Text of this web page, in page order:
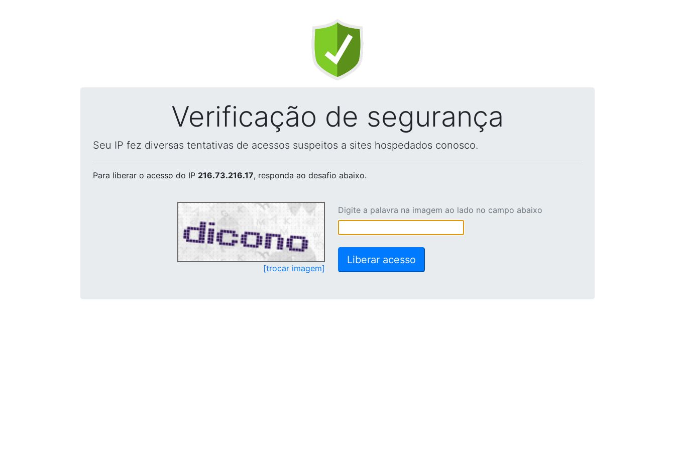
Verificação de segurança
Seu IP fez diversas tentativas de acessos suspeitos a sites hospedados conosco.
Para liberar o acesso do IP 216.73.216.17, responda ao desafio abaixo.
[trocar imagem]
Digite a palavra na imagem ao lado no campo abaixo